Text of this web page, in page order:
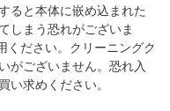
ると本体に嵌め込まれた
しまう恐れがございま
ください。クリーニングク
がございません。恐れ入
い求めください。